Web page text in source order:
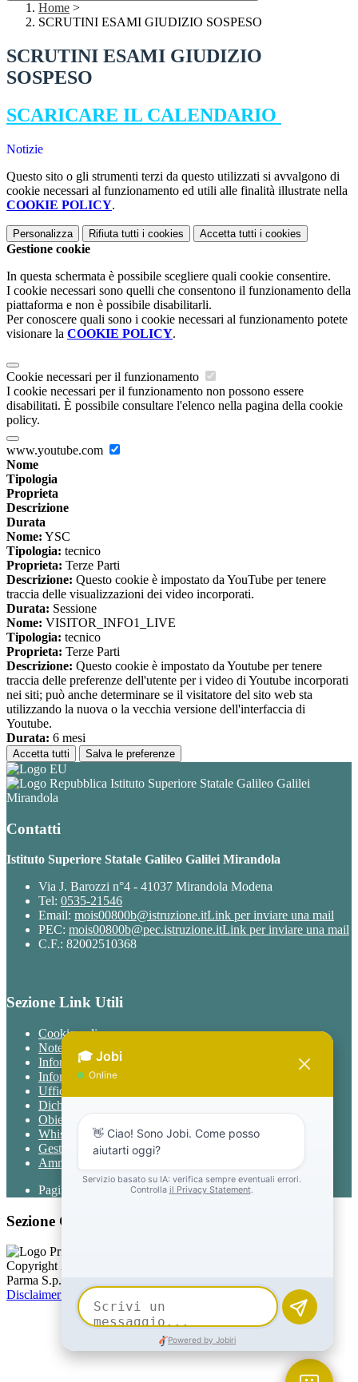
Home >
SCRUTINI ESAMI GIUDIZIO SOSPESO
SCRUTINI ESAMI GIUDIZIO
SOSPESO
SCARICARE IL CALENDARIO
Notizie
Questo sito o gli strumenti terzi da questo utilizzati si avvalgono di
cookie necessari al funzionamento ed utili alle finalità illustrate nella
COOKIE POLICY.
Personalizza Rifiuta tutti i cookies Accetta tutti i cookies
Gestione cookie
In questa schermata è possibile scegliere quali cookie consentire.
I cookie necessari sono quelli che consentono il funzionamento della
piattaforma e non è possibile disabilitarli.
Per conoscere quali sono i cookie necessari al funzionamento potete
visionare la COOKIE POLICY.
Cookie necessari per il funzionamento
I cookie necessari per il funzionamento non possono essere
disabilitati. È possibile consultare l'elenco nella pagina della cookie
policy.
www.youtube.com
Nome
Tipologia
Proprieta
Descrizione
Durata
Nome: YSC
Tipologia: tecnico
Proprieta: Terze Parti
Descrizione: Questo cookie è impostato da YouTube per tenere
traccia delle visualizzazioni dei video incorporati.
Durata: Sessione
Nome: VISITOR_INFO1_LIVE
Tipologia: tecnico
Proprieta: Terze Parti
Descrizione: Questo cookie è impostato da Youtube per tenere
traccia delle preferenze dell'utente per i video di Youtube incorporati
nei siti; può anche determinare se il visitatore del sito web sta
utilizzando la nuova o la vecchia versione dell'interfaccia di
Youtube.
Durata: 6 mesi
Accetta tutti Salva le preferenze
Istituto Superiore Statale Galileo Galilei
Mirandola
Contatti
Istituto Superiore Statale Galileo Galilei Mirandola
Via J. Barozzi n°4 - 41037 Mirandola Modena
Tel: 0535-21546
Email: mois00800b@istruzione.itLink per inviare una mail
PEC: mois00800b@pec.istruzione.itLink per inviare una mail
C.F.: 82002510368
Sezione Link Utili
Cookie policy
Note legali
Informativa Privacy
Informativa Privacy chatbot Jobi
Ufficio Relazioni con il Pubblico
Dichiarazione di accessibilità
Obiettivi di accessibilità
Whistleblowing
Gestione consensi cookie
Amministrazione trasparente
Pagina visualizzata1290volte
Sezione Copyright
Copyright 2026 | Engineered and powered by Gruppo Spaggiari
Parma S.p.A. | Divisione Publishing & New Social Media
Disclaimer trattamento dati personali